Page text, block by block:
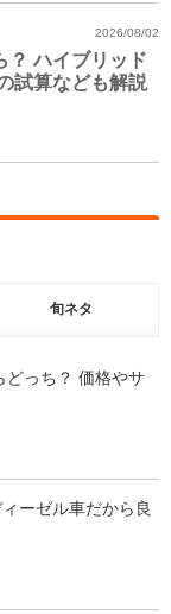
？ ハイブリッド
試算なども解説
2026/08/02
旬ネタ
どっち？ 価格やサ
ーゼル車だから良